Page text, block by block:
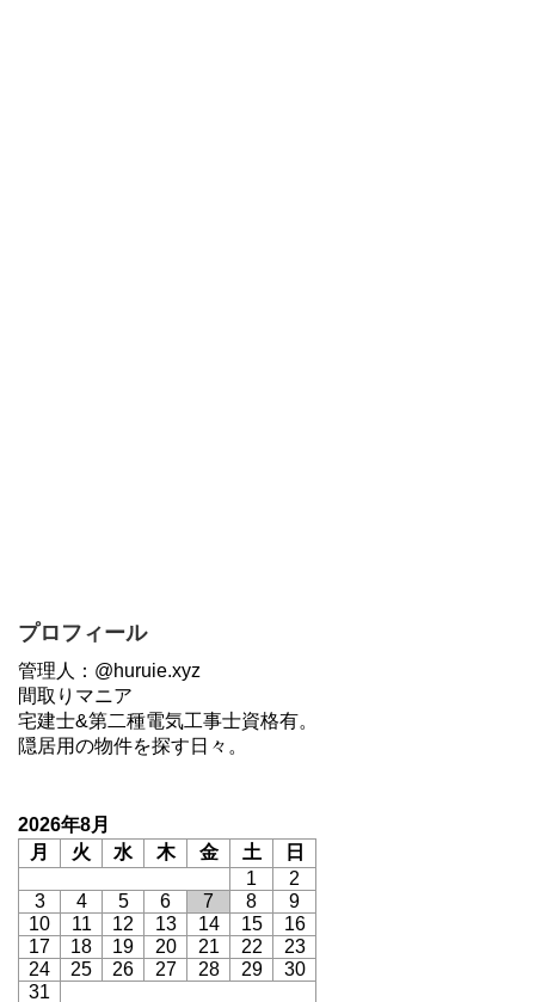
プロフィール
管理人：@huruie.xyz
間取りマニア
宅建士&第二種電気工事士資格有。
隠居用の物件を探す日々。
2026年8月
月
火 水 木 金 土
日
1
2
3
4 5 6 7 8
9
10
11 12 13 14 15
16
17
18 19 20 21 22
23
24
25 26 27 28 29
30
31